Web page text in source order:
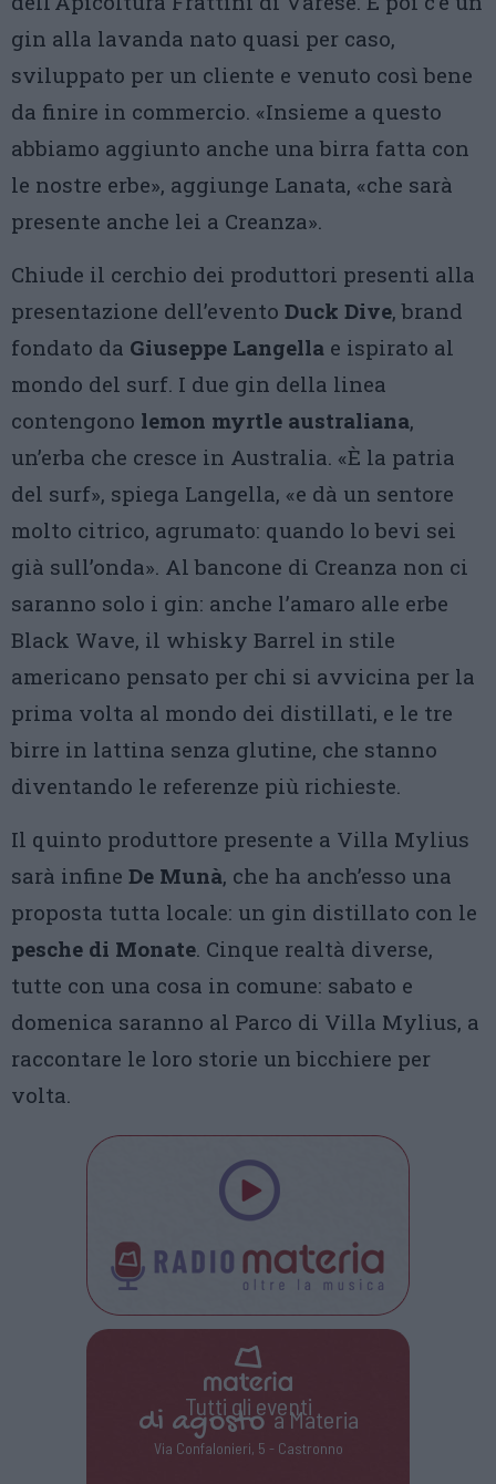
gin alla lavanda nato quasi per caso,
sviluppato per un cliente e venuto così bene
da finire in commercio. «Insieme a questo
abbiamo aggiunto anche una birra fatta con
le nostre erbe», aggiunge Lanata, «che sarà
presente anche lei a Creanza».
Chiude il cerchio dei produttori presenti alla
presentazione dell’evento Duck Dive, brand
fondato da Giuseppe Langella e ispirato al
mondo del surf. I due gin della linea
contengono lemon myrtle australiana,
un’erba che cresce in Australia. «È la patria
del surf», spiega Langella, «e dà un sentore
molto citrico, agrumato: quando lo bevi sei
già sull’onda». Al bancone di Creanza non ci
saranno solo i gin: anche l’amaro alle erbe
Black Wave, il whisky Barrel in stile
americano pensato per chi si avvicina per la
prima volta al mondo dei distillati, e le tre
birre in lattina senza glutine, che stanno
diventando le referenze più richieste.
Il quinto produttore presente a Villa Mylius
sarà infine De Munà, che ha anch’esso una
proposta tutta locale: un gin distillato con le
pesche di Monate. Cinque realtà diverse,
tutte con una cosa in comune: sabato e
domenica saranno al Parco di Villa Mylius, a
raccontare le loro storie un bicchiere per
volta.
Tutti gli eventi
di agostoa Materia
Via Confalonieri, 5 - Castronno